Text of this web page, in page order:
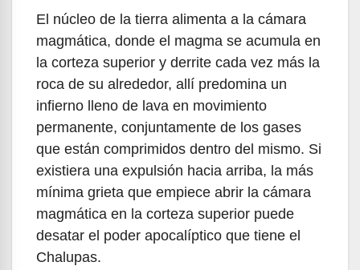
El núcleo de la tierra alimenta a la cámara
magmática, donde el magma se acumula en
la corteza superior y derrite cada vez más la
roca de su alrededor, allí predomina un
infierno lleno de lava en movimiento
permanente, conjuntamente de los gases
que están comprimidos dentro del mismo. Si
existiera una expulsión hacia arriba, la más
mínima grieta que empiece abrir la cámara
magmática en la corteza superior puede
desatar el poder apocalíptico que tiene el
Chalupas.